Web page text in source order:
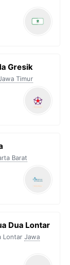
Gresik
Timur
Barat
Dua Lontar
Lontar Jawa